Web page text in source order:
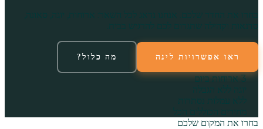
בחרו את החדר שלכם. אנחנו נדאג לכל השאר: ארוחות, יוגה, סאונה,
סדנאות וקהילה שתגרום לכם להרגיש בבית.
ראו אפשרויות לינה
מה כלול?
3 ארוחות ביום
יוגה ללא הגבלה
ללא עמלות נסתרות
מחירים הכוללים הכל
בחרו את המקום שלכם